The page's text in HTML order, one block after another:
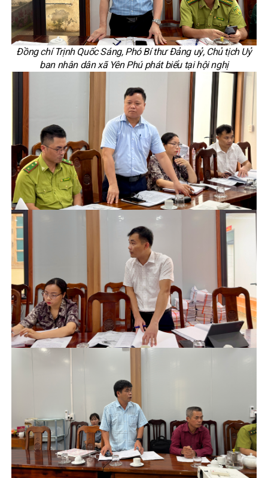
Đồng chí Trịnh Quốc Sáng, Phó Bí thư Đảng uỷ, Chủ tịch Uỷ
ban nhân dân xã Yên Phú phát biểu tại hội nghị